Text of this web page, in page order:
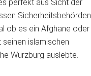
perfekt aus Sicht der
Sicherheitsbehörden
ob es ein Afghane oder
islamischen
Würzburg auslebte.